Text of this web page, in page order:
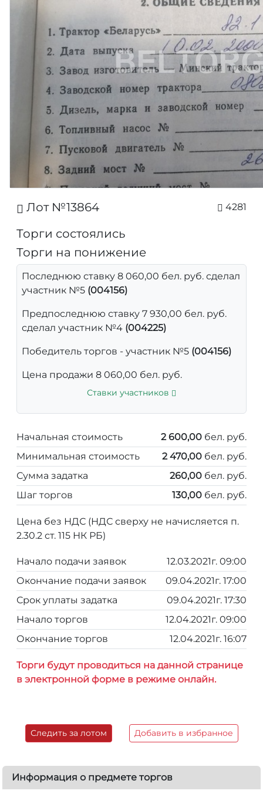
Лот №13864 4281
Торги состоялись
Торги на понижение
Последнюю ставку 8 060,00 бел. руб. сделал
участник №5 (004156)
Предпоследнюю ставку 7 930,00 бел. руб.
сделал участник №4 (004225)
Победитель торгов - участник №5 (004156)
Цена продажи 8 060,00 бел. руб.
Ставки участников
Начальная стоимость 2 600,00 бел. руб.
Минимальная стоимость
2 470,00 бел. руб.
Сумма задатка
260,00 бел. руб.
Шаг торгов
130,00 бел. руб.
Цена без НДС (НДС сверху не начисляется п.
2.30.2 ст. 115 НК РБ)
Начало подачи заявок
12.03.2021г. 09:00
Окончание подачи заявок
09.04.2021г. 17:00
Срок уплаты задатка
09.04.2021г. 17:30
Начало торгов
12.04.2021г. 09:00
Окончание торгов
12.04.2021г. 16:07
Торги будут проводиться на данной странице
в электронной форме в режиме онлайн.
Следить за лотом Добавить в избранное
Информация о предмете торгов